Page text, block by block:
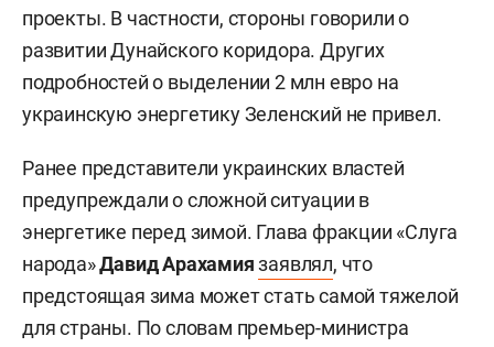
проекты. В частности, стороны говорили о
развитии Дунайского коридора. Других
подробностей о выделении 2 млн евро на
украинскую энергетику Зеленский не привел.
Ранее представители украинских властей
предупреждали о сложной ситуации в
энергетике перед зимой. Глава фракции «Слуга
народа»Давид Арахамия заявлял, что
предстоящая зима может стать самой тяжелой
для страны. По словам премьер-министра